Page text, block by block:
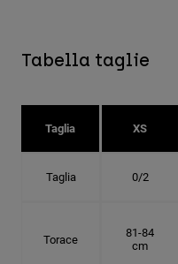
Tabella taglie
Taglia XS
Taglia 0/2
Torace
81-84
cm